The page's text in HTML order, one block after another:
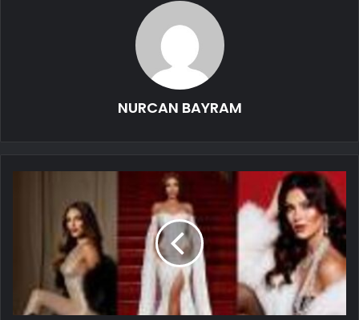
NURCAN BAYRAM